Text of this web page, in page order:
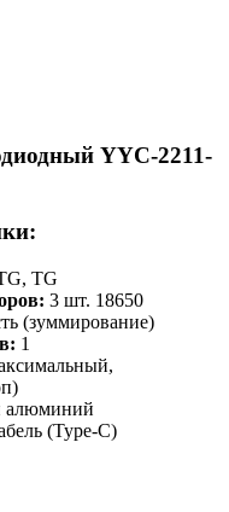
YYC-2211-
TG
3 шт. 18650
(зуммирование)
1
алюминий
(Type-C)